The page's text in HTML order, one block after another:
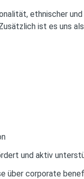
ethnischer
ist es uns als
und aktiv
über corporate